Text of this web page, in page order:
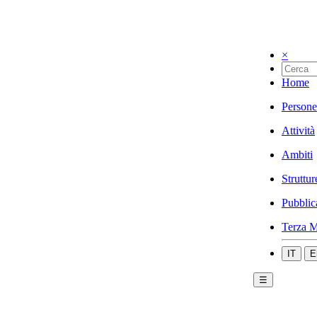
×
Home
Persone
Attività
Ambiti
Terza
IT
☰